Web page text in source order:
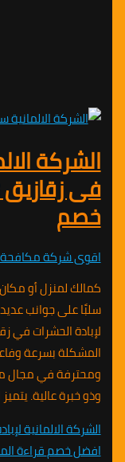
الالمانية
مكافحة حشرات
أو مكان عمل، قد
جوانب عديدة من حياتك
في زقازيق
بسرعة وفاعلية. تقدم
في مجال مكافحة
عالية. يتميز الفريق
قراءة المزيد »